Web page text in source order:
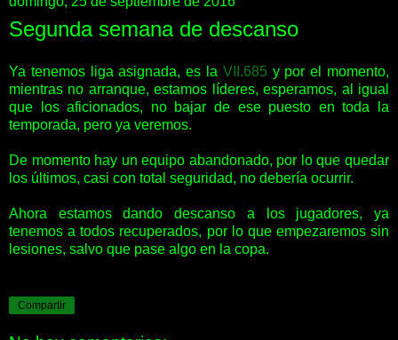
Segunda semana de descanso
Ya tenemos liga asignada, es la VII.685 y por el momento,
mientras no arranque, estamos líderes, esperamos, al igual
que los aficionados, no bajar de ese puesto en toda la
temporada, pero ya veremos.
De momento hay un equipo abandonado, por lo que quedar
los últimos, casi con total seguridad, no debería ocurrir.
Ahora estamos dando descanso a los jugadores, ya
tenemos a todos recuperados, por lo que empezaremos sin
lesiones, salvo que pase algo en la copa.
Compartir